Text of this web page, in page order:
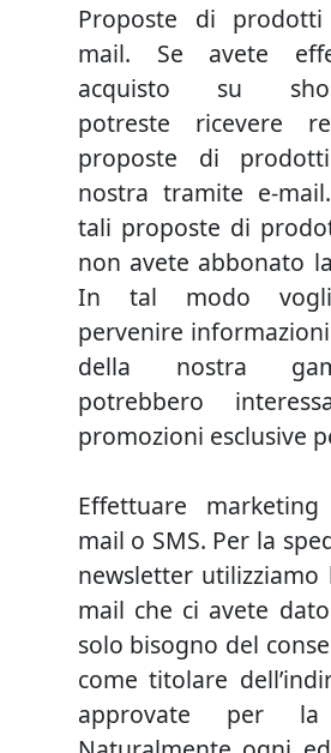
Proposte di
mail. Se avete
acquisto su
potreste ricevere
proposte di
nostra tramite e-
tali proposte di
non avete abbonato
In tal modo
pervenire
della nostra
potrebbero
promozioni esclusive
Effettuare
mail o SMS. Per la
newsletter utilizziamo
mail che ci avete
solo bisogno del
come titolare
approvate per la